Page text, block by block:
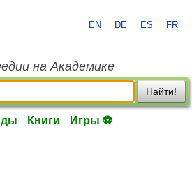
EN DE ES FR
на Академике
Найти!
Книги Игры ⚽